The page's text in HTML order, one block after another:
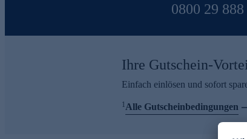
0800 29 888
Ihre Gutschein-
Einfach einlösen und sofort
1Alle Gutscheinbedingungen